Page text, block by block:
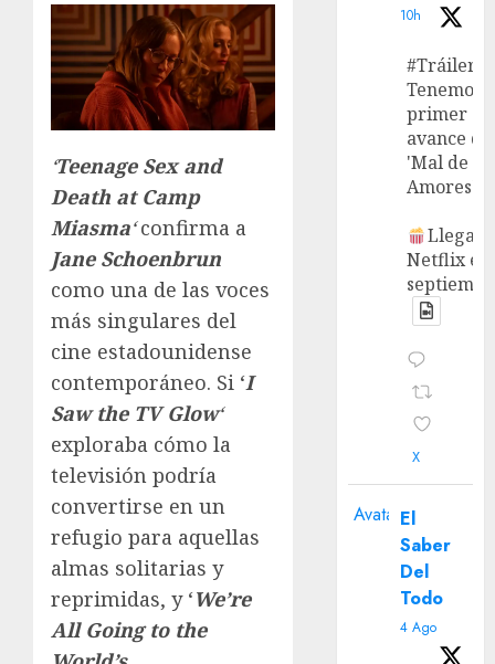
‘Teenage Sex and
Death at Camp
Miasma‘confirma a
Jane Schoenbrun
como una de las voces
más singulares del
cine estadounidense
contemporáneo. Si ‘I
Saw the TV Glow‘
exploraba cómo la
televisión podría
convertirse en un
refugio para aquellas
almas solitarias y
reprimidas, y ‘We’re
All Going to the
10h
#Tráiler
Tenemos
primer
avance de
'Mal de
Amores'.
Llega a
Netflix en
X
Avatar El
Saber
Del
Todo
4 Ago